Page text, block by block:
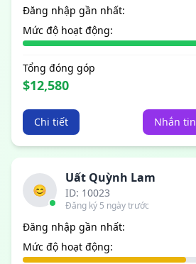
Đăng nhập gần nhất:
Mức độ hoạt động:
Tổng đóng góp
$12,580
Chi tiết Nhắn tin
😊
Uất Quỳnh Lam
ID: 10023
Đăng ký 5 ngày trước
Đăng nhập gần nhất:
Mức độ hoạt động: